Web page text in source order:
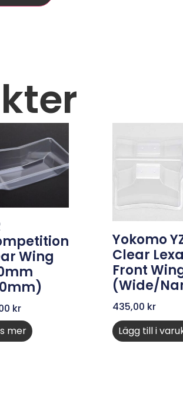
Wing
kr
mer
Yokomo
Clear
Front
(Wide/
435,00 kr
Lägg till i